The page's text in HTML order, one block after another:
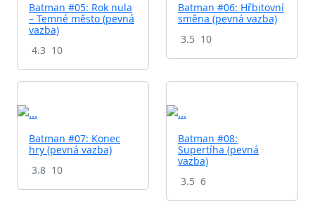
Batman #05: Rok nula
– Temné město (pevná
vazba)
4.3 10
Batman #06: Hřbitovní
směna (pevná vazba)
3.5 10
Batman #07: Konec
hry (pevná vazba)
3.8 10
Batman #08:
Supertíha (pevná
vazba)
3.5 6